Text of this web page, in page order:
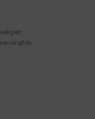
per
unghie.